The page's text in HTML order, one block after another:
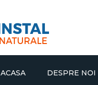
ACASA DESPRE NOI